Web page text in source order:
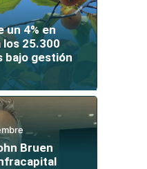
un 4% en
25.300
bajo gestión
Bruen